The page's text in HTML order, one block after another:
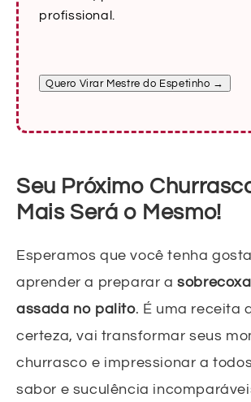
profissional.
Quero Virar Mestre do Espetinho →
Seu Próximo
Mais Será o Mesmo!
Esperamos que você tenha
aprender a preparar a
assada no palito. É uma receita
certeza, vai transformar seus
churrasco e impressionar a
sabor e suculência